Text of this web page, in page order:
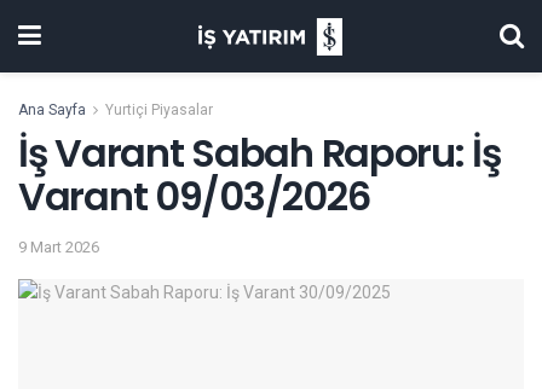
Ana Sayfa Yurtiçi Piyasalar
İş Varant Sabah Raporu: İş
Varant 09/03/2026
9 Mart 2026